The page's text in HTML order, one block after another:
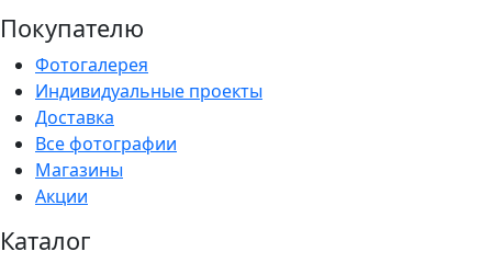
Покупателю
Фотогалерея
Индивидуальные проекты
Доставка
Все фотографии
Магазины
Акции
Каталог